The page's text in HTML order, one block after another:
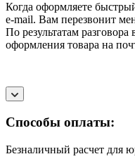
Когда оформляете
e-mail. Вам перезвонит
По результатам
оформления товара на
Способы оплаты:
Безналичный расчет для